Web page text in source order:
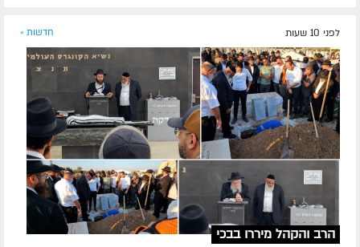
לפני 10 שעות חדשות »
הרב והקהל מיררו בבכי